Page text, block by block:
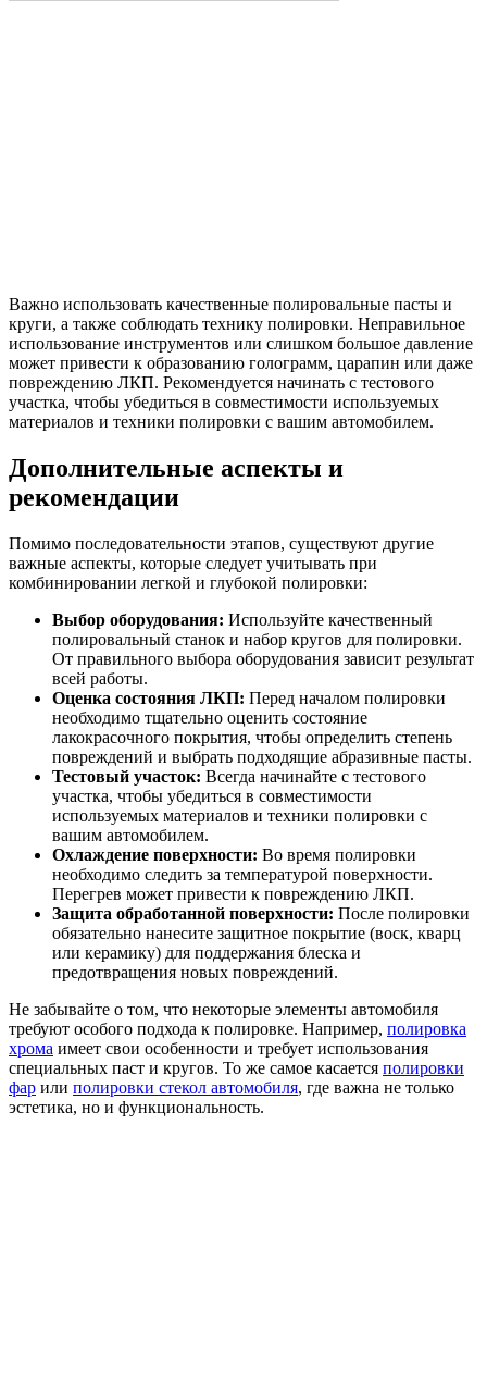
Важно использовать качественные полировальные пасты и
круги, а также соблюдать технику полировки. Неправильное
использование инструментов или слишком большое давление
может привести к образованию голограмм, царапин или даже
повреждению ЛКП. Рекомендуется начинать с тестового
участка, чтобы убедиться в совместимости используемых
материалов и техники полировки с вашим автомобилем.
Дополнительные аспекты и
рекомендации
Помимо последовательности этапов, существуют другие
важные аспекты, которые следует учитывать при
комбинировании легкой и глубокой полировки:
Выбор оборудования: Используйте качественный
полировальный станок и набор кругов для полировки.
От правильного выбора оборудования зависит результат
всей работы.
Оценка состояния ЛКП: Перед началом полировки
необходимо тщательно оценить состояние
лакокрасочного покрытия, чтобы определить степень
повреждений и выбрать подходящие абразивные пасты.
Тестовый участок: Всегда начинайте с тестового
участка, чтобы убедиться в совместимости
используемых материалов и техники полировки с
вашим автомобилем.
Охлаждение поверхности: Во время полировки
необходимо следить за температурой поверхности.
Перегрев может привести к повреждению ЛКП.
Защита обработанной поверхности: После полировки
обязательно нанесите защитное покрытие (воск, кварц
или керамику) для поддержания блеска и
предотвращения новых повреждений.
Не забывайте о том, что некоторые элементы автомобиля
требуют особого подхода к полировке. Например, полировка
хрома имеет свои особенности и требует использования
специальных паст и кругов. То же самое касается полировки
фар или полировки стекол автомобиля, где важна не только
эстетика, но и функциональность.